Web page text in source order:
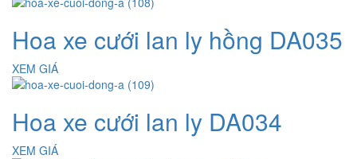
Hoa xe cưới lan ly hồng DA035
XEM GIÁ
Hoa xe cưới lan ly DA034
XEM GIÁ